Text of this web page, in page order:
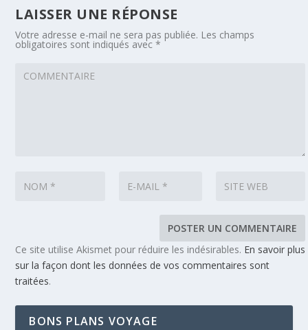
LAISSER UNE RÉPONSE
Votre adresse e-mail ne sera pas publiée. Les champs
obligatoires sont indiqués avec*
Ce site utilise Akismet pour réduire les indésirables. En savoir plus
sur la façon dont les données de vos commentaires sont
traitées.
BONS PLANS VOYAGE